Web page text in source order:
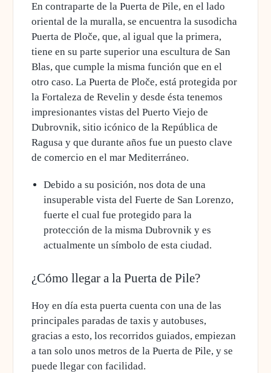
En contraparte de la Puerta de Pile,en el lado
oriental de la muralla, se encuentra la susodicha
Puerta de Ploče, que, al igual que la primera,
tiene en su parte superior una escultura de San
Blas, que cumple la misma función que en el
otro caso. La Puerta de Ploče, está protegida por
la Fortaleza de Revelin y desde ésta tenemos
impresionantes vistas del Puerto Viejo de
Dubrovnik, sitio icónico de la República de
Ragusa y que durante años fue un puesto clave
de comercio en el mar Mediterráneo.
Debido a su posición, nos dota de una
insuperable vista del Fuerte de San Lorenzo,
fuerte el cual fue protegido para la
protección de la misma Dubrovnik y es
actualmente un símbolo de esta ciudad.
¿Cómo llegar a la Puerta de Pile?
Hoy en día esta puerta cuenta con una de las
principales paradas de taxis y autobuses,
gracias a esto, los recorridos guiados, empiezan
a tan solo unos metros de la Puerta de Pile, y se
puede llegar con facilidad.